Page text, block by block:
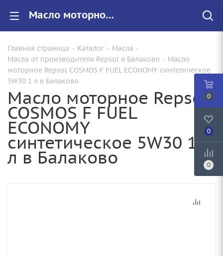
Масло моторное Repsol COSMOS F FUEL ECONOMY синтетическое 5W30 1 л купить от 1040.00 руб. в Балаково
Главная страница - Каталог - Масла -
Масла от производителя Repsol в Балаково - Масло
моторное Repsol COSMOS F FUEL ECONOMY синтетическое
5W30 1 л в Балаково
Масло моторное Repsol
COSMOS F FUEL
ECONOMY
синтетическое 5W30 1
л в Балаково
0
0
0